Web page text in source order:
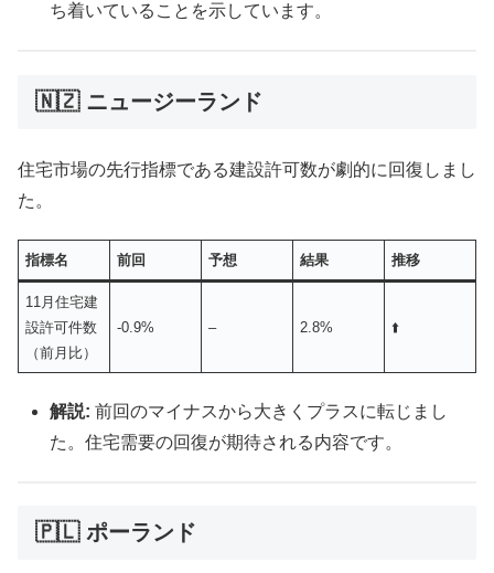
ち着いていることを示しています。
🇳🇿 ニュージーランド
住宅市場の先行指標である建設許可数が劇的に回復しまし
た。
指標名 前回 予想 結果 推移
11月住宅建
設許可件数
（前月比）
-0.9% – 2.8% ⬆️
解説: 前回のマイナスから大きくプラスに転じまし
た。住宅需要の回復が期待される内容です。
🇵🇱 ポーランド